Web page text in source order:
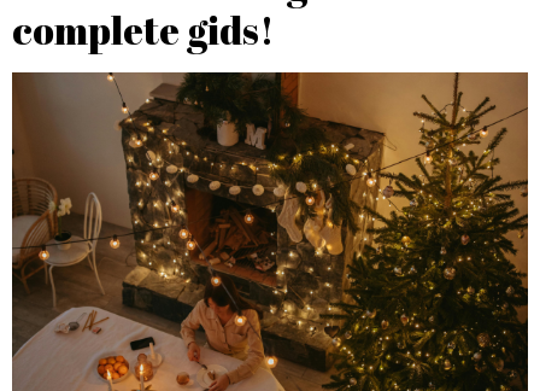
complete gids!